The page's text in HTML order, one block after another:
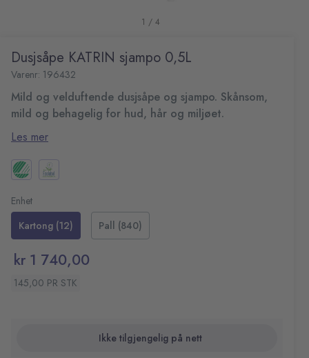
1 / 4
Dusjsåpe KATRIN sjampo 0,5L
Varenr: 196432
Mild og velduftende dusjsåpe og sjampo. Skånsom,
mild og behagelig for hud, hår og miljøet.
Katrin Dusjsåpe og sjampo er en effektiv, mild og
velduftende dusjsåpe som gir en frisk følelse etter bruk.
En duft av bjørk som passer både kvinner og menn. Har
hudvennlig PH-verdi og er skånsom mot huden.
Produktet er pakket i en resirkulerbar beholder og er nok
til 833 doser. Inneholder milde ingredienser for sensitiv
Dermatologisk testet og godkjent. Passer til Katrins
såpedispenser 500ml.
pH verdi: 4,5
Dermatologisk testet
Volum: 500 ml
Mål: 160 x 91,5 x 68,5 mm
Les mer
Enhet
Kartong (12)
Pall (840)
kr 1 740,00
145,00 PR STK
Ikke tilgjengelig på nett